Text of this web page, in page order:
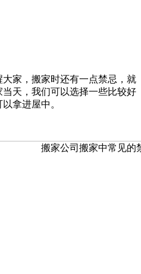
家，搬家时还有一点禁忌，就
天，我们可以选择一些比较好
拿进屋中。